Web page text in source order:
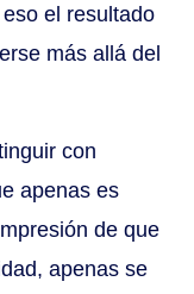
el resultado
más allá del
con
apenas es
de que
apenas se